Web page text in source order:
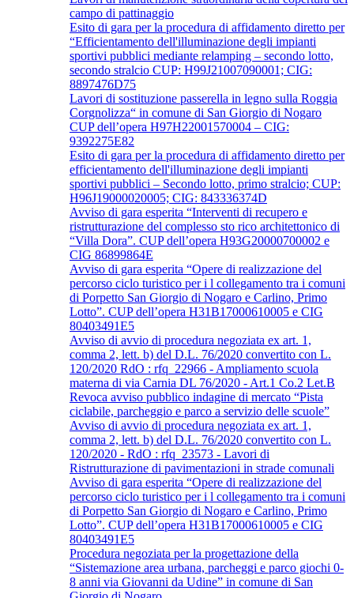
campo di pattinaggio
Esito di gara per la procedura di affidamento diretto per
“Efficientamento dell'illuminazione degli impianti
sportivi pubblici mediante relamping – secondo lotto,
secondo stralcio CUP: H99J21007090001; CIG:
8897476D75
Lavori di sostituzione passerella in legno sulla Roggia
Corgnolizza“ in comune di San Giorgio di Nogaro
CUP dell’opera H97H22001570004 – CIG:
9392275E82
Esito di gara per la procedura di affidamento diretto per
efficientamento dell'illuminazione degli impianti
sportivi pubblici – Secondo lotto, primo stralcio; CUP:
H96J19000020005; CIG: 843336374D
Avviso di gara esperita “Interventi di recupero e
ristrutturazione del complesso sto rico architettonico di
“Villa Dora”. CUP dell’opera H93G20000700002 e
CIG 86899864E
Avviso di gara esperita “Opere di realizzazione del
percorso ciclo turistico per i l collegamento tra i comuni
di Porpetto San Giorgio di Nogaro e Carlino, Primo
Lotto”. CUP dell’opera H31B17000610005 e CIG
80403491E5
Avviso di avvio di procedura negoziata ex art. 1,
comma 2, lett. b) del D.L. 76/2020 convertito con L.
120/2020 RdO : rfq_22966 - Ampliamento scuola
materna di via Carnia DL 76/2020 - Art.1 Co.2 Let.B
Revoca avviso pubblico indagine di mercato “Pista
ciclabile, parcheggio e parco a servizio delle scuole”
Avviso di avvio di procedura negoziata ex art. 1,
comma 2, lett. b) del D.L. 76/2020 convertito con L.
120/2020 - RdO : rfq_23573 - Lavori di
Ristrutturazione di pavimentazioni in strade comunali
Avviso di gara esperita “Opere di realizzazione del
percorso ciclo turistico per i l collegamento tra i comuni
di Porpetto San Giorgio di Nogaro e Carlino, Primo
Lotto”. CUP dell’opera H31B17000610005 e CIG
80403491E5
Procedura negoziata per la progettazione della
“Sistemazione area urbana, parcheggi e parco giochi 0-
8 anni via Giovanni da Udine” in comune di San